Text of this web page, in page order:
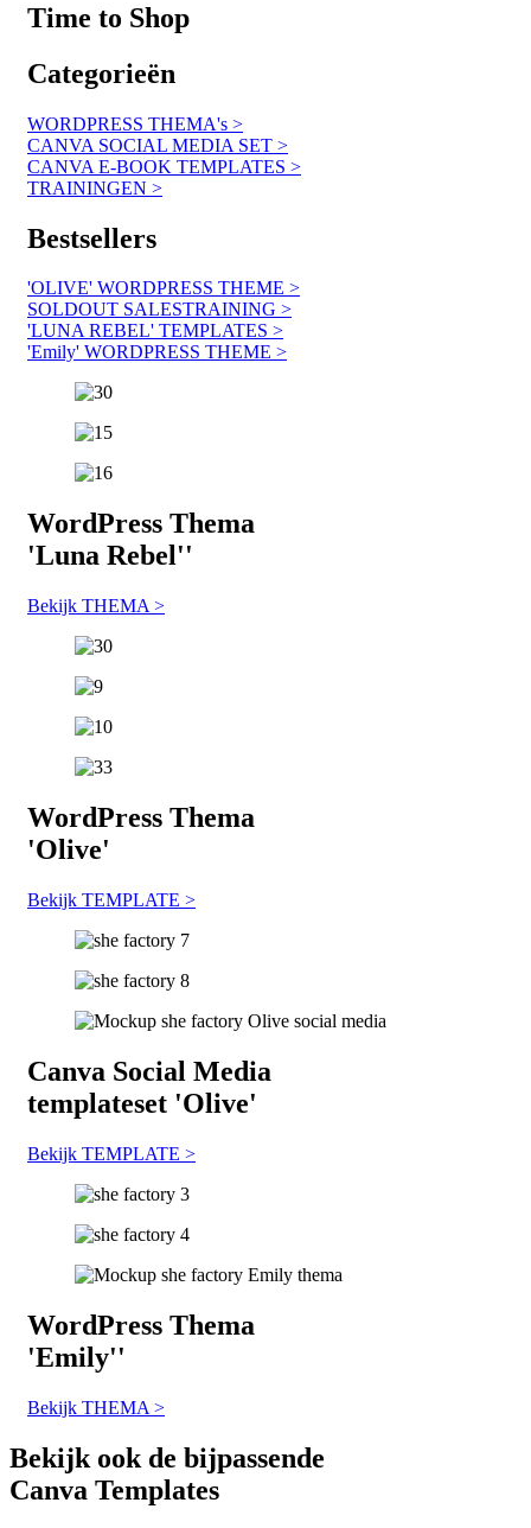
Time to Shop
Categorieën
WORDPRESS THEMA's >
CANVA SOCIAL MEDIA SET >
CANVA E-BOOK TEMPLATES >
TRAININGEN >
Bestsellers
'OLIVE' WORDPRESS THEME >
SOLDOUT SALESTRAINING >
'LUNA REBEL' TEMPLATES >
'Emily' WORDPRESS THEME >
WordPress Thema
'Luna Rebel''
Bekijk THEMA >
WordPress Thema
'Olive'
Bekijk TEMPLATE >
Canva Social Media
templateset 'Olive'
Bekijk TEMPLATE >
WordPress Thema
'Emily''
Bekijk THEMA >
Bekijk ook de bijpassende
Canva Templates